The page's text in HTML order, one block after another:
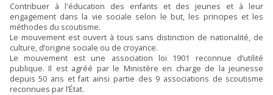
Contribuer à l'éducation des enfants et des jeunes et à leur
engagement dans la vie sociale selon le but, les principes et les
méthodes du scoutisme.
Le mouvement est ouvert à tous sans distinction de nationalité, de
culture, d’origine sociale ou de croyance.
Le mouvement est une association loi 1901 reconnue d’utilité
publique. Il est agréé par le Ministère en charge de la jeunesse
depuis 50 ans et fait ainsi partie des 9 associations de scoutisme
reconnues par l’État.